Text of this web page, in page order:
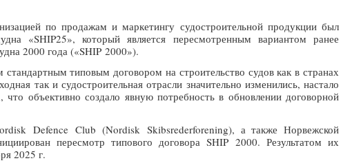
по продажам и маркетингу судостроительной продукции был
«SHIP25», который является пересмотренным вариантом ранее
2000 года («SHIP 2000»).
типовым договором на строительство судов как в странах
так и судостроительная отрасли значительно изменились, настало
объективно создало явную потребность в обновлении договорной
Defence Club (Nordisk Skibsrederforening), а также Норвежской
пересмотр типового договора SHIP 2000. Результатом их
2025 г.